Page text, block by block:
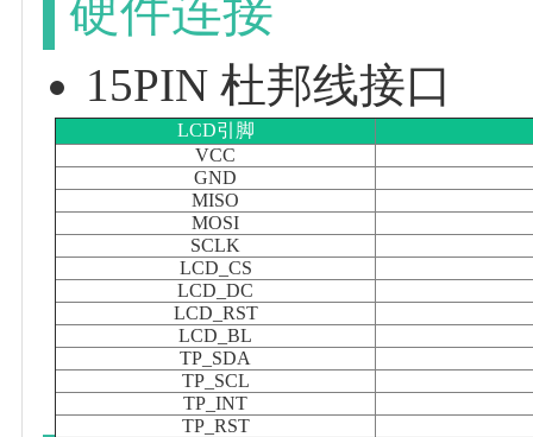
硬件连接
15PIN 杜邦线接口
LCD引脚
VCC
GND
MISO
MOSI
SCLK
LCD_CS
LCD_DC
LCD_RST
LCD_BL
TP_SDA
TP_SCL
TP_INT
TP_RST